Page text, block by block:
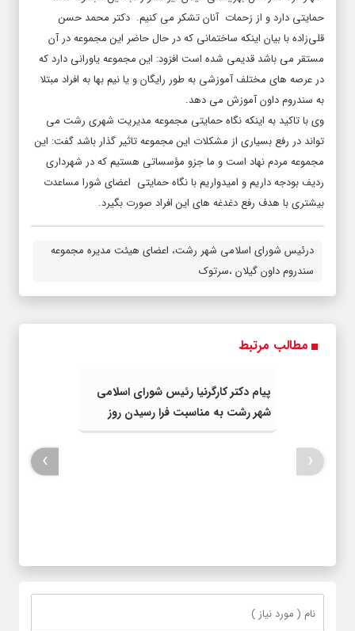
حمایتی دارد و از زحمات آنان تشکر می کنیم. دکتر محمد حسن
قلی‌زاده با بیان اینکه ساختمانی که در حال حاضر این مجموعه در آن
مستقر می باشد قدیمی شده است افزود: این مجموعه یاورانی دارد که
در عرصه های مختلف آموزشی به طور رایگان و یا نیم بها به افراد مبتلا
به سندروم داون آموزش می دهد.
وی با تاکید به اینکه نگاه حمایتی مجموعه مدیریت شهری رشت می
تواند در رفع بسیاری از مشکلات این مجموعه تاثیر گذار باشد گفت: این
مجموعه مردم نهاد است و ما جزو مؤسساتی هستیم که در شهرداری
ردیف بودجه داریم و امیدواریم با نگاه حمایتی اعضای شورا مساعدت
بیشتری با هدف رفع دغدغه های این افراد صورت بگیرد.
درئیس شورای اسلامی شهر رشت، اعضای هیئت مدیره مجموعه
سندروم داون گیلان ،سرتوک
مطالب مرتبط
پیام دکتر کارگرنیا رئیس شورای اسلامی
شهر رشت به مناسبت فرا رسیدن روز
خبرنگار
‹
›